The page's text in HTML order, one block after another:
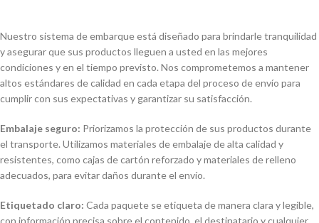
Nuestro sistema de embarque está diseñado para brindarle tranquilidad
y asegurar que sus productos lleguen a usted en las mejores
condiciones y en el tiempo previsto. Nos comprometemos a mantener
altos estándares de calidad en cada etapa del proceso de envío para
cumplir con sus expectativas y garantizar su satisfacción.
Embalaje seguro: Priorizamos la protección de sus productos durante
el transporte. Utilizamos materiales de embalaje de alta calidad y
resistentes, como cajas de cartón reforzado y materiales de relleno
adecuados, para evitar daños durante el envío.
Etiquetado claro: Cada paquete se etiqueta de manera clara y legible,